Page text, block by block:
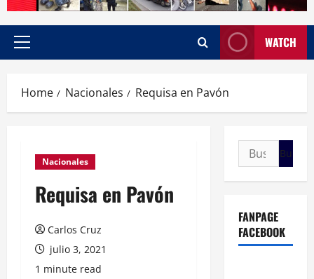
Primary
WATCH
Home Nacionales Requisa en Pavón
Nacionales
Requisa en Pavón
Carlos Cruz
julio 3, 2021
1 minute read
Buscar:
FANPAGE
FACEBOOK